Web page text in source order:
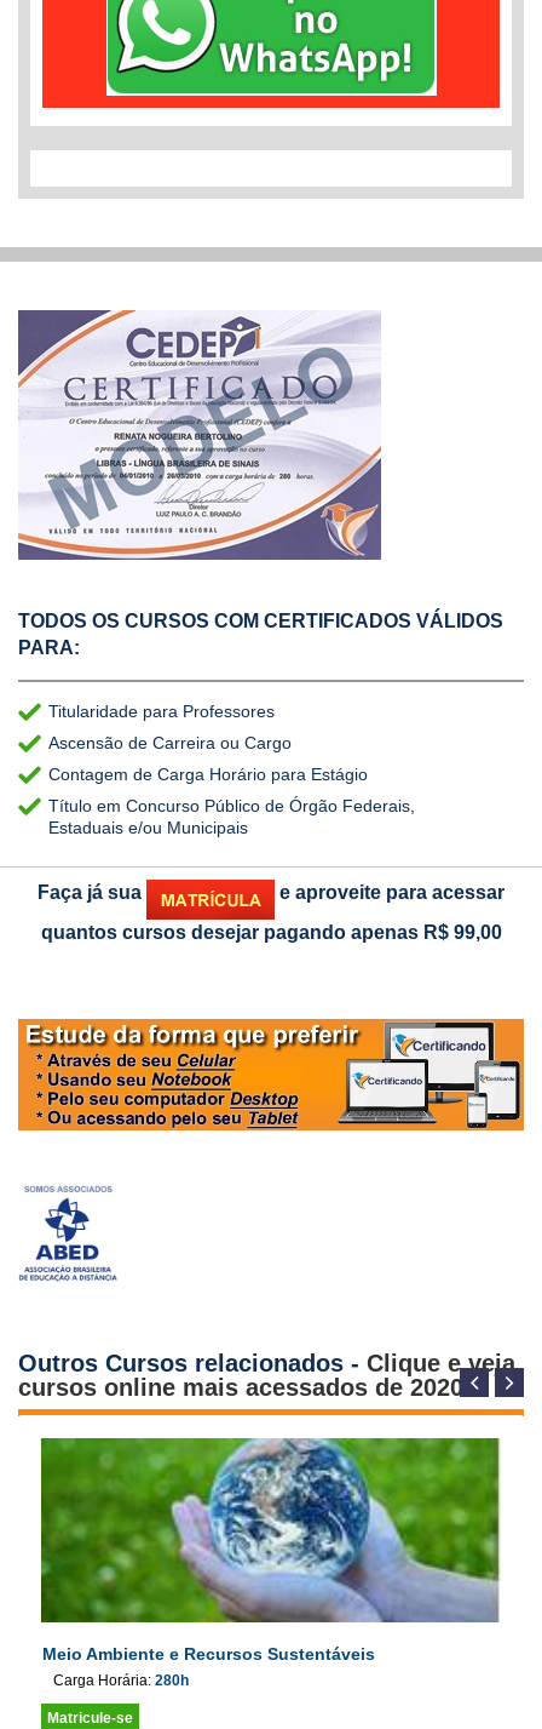
TODOS OS CURSOS COM CERTIFICADOS VÁLIDOS
PARA:
Titularidade para Professores
Ascensão de Carreira ou Cargo
Contagem de Carga Horário para Estágio
Título em Concurso Público de Órgão Federais,
Estaduais e/ou Municipais
Faça já sua
e aproveite para acessar
quantos cursos desejar pagando apenas R$ 99,00
Outros Cursos relacionados - Clique e veja
cursos online mais acessados de 2020
Meio Ambiente e Recursos Sustentáveis
Carga Horária: 280h
Matricule-se